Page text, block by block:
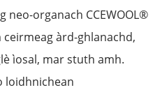
neo-organach CCEWOOL®
àrd-ghlanachd,
ìosal, mar stuth amh.
loidhnichean